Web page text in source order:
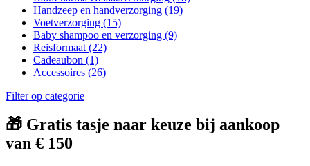
Handzeep en handverzorging (19)
Voetverzorging (15)
Baby shampoo en verzorging (9)
Reisformaat (22)
Cadeaubon (1)
Accessoires (26)
Filter op categorie
🎁 Gratis tasje naar keuze bij aankoop
van € 150